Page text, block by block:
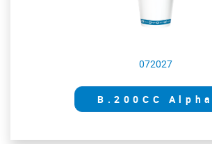
072027
B.200CC Alpha